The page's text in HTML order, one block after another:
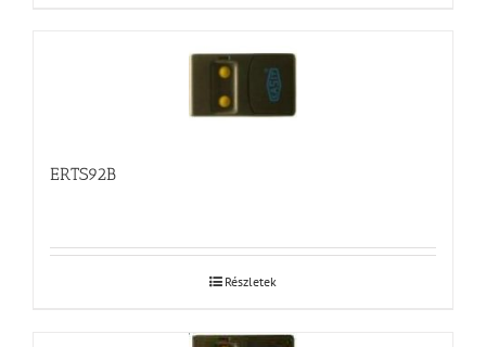
ERTS92B
Részletek